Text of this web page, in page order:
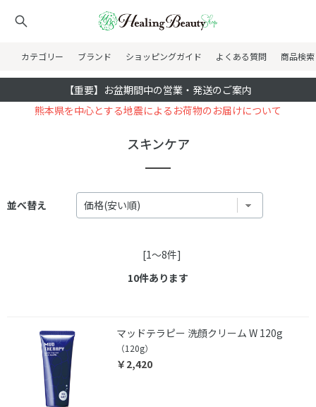
カテゴリー ブランド ショッピングガイド よくある質問 商品検索
【重要】お盆期間中の営業・発送のご案内
熊本県を中心とする地震によるお荷物のお届けについて
スキンケア
並べ替え
[1～8件]
10件あります
マッドテラピー 洗顔クリーム W 120g
（120g）
￥2,420